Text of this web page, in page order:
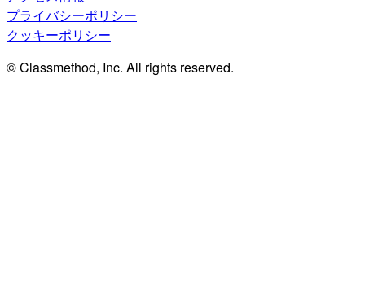
プライバシーポリシー
クッキーポリシー
© Classmethod, Inc. All rights reserved.